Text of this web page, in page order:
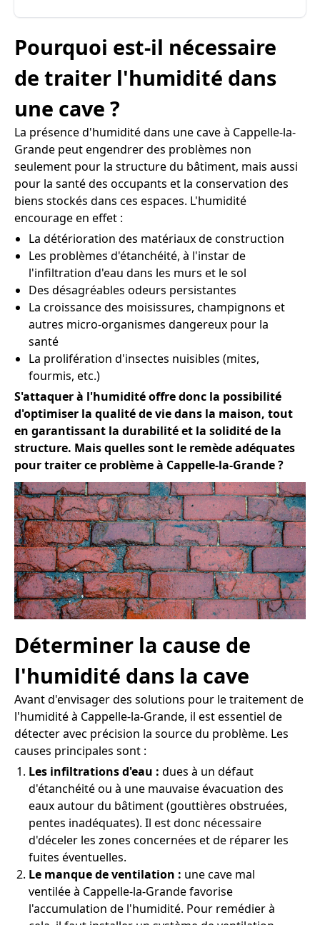
Pourquoi est-il nécessaire
de traiter l'humidité dans
une cave ?
La présence d'humidité dans une cave à Cappelle-la-
Grande peut engendrer des problèmes non
seulement pour la structure du bâtiment, mais aussi
pour la santé des occupants et la conservation des
biens stockés dans ces espaces. L'humidité
encourage en effet :
La détérioration des matériaux de construction
Les problèmes d'étanchéité, à l'instar de
l'infiltration d'eau dans les murs et le sol
Des désagréables odeurs persistantes
La croissance des moisissures, champignons et
autres micro-organismes dangereux pour la
santé
La prolifération d'insectes nuisibles (mites,
fourmis, etc.)
S'attaquer à l'humidité offre donc la possibilité
d'optimiser la qualité de vie dans la maison, tout
en garantissant la durabilité et la solidité de la
structure. Mais quelles sont le remède adéquates
pour traiter ce problème à Cappelle-la-Grande ?
Déterminer la cause de
l'humidité dans la cave
Avant d'envisager des solutions pour le traitement de
l'humidité à Cappelle-la-Grande, il est essentiel de
détecter avec précision la source du problème. Les
causes principales sont :
Les infiltrations d'eau : dues à un défaut
d'étanchéité ou à une mauvaise évacuation des
eaux autour du bâtiment (gouttières obstruées,
pentes inadéquates). Il est donc nécessaire
d'déceler les zones concernées et de réparer les
fuites éventuelles.
Le manque de ventilation : une cave mal
ventilée à Cappelle-la-Grande favorise
l'accumulation de l'humidité. Pour remédier à